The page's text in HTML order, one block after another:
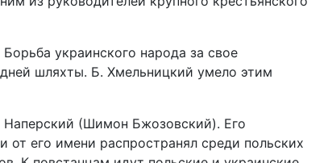
украинского народа за свое
шляхты. Б. Хмельницкий умело этим
Наперский (Шимон Бжозовский). Его
его имени распространял среди польских